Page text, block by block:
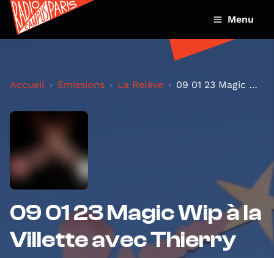
Menu
Accueil Émissions La Relève 09 01 23 Magic Wip à la Villette avec Thierry Coll...
09 01 23 Magic Wip à la
Villette avec Thierry